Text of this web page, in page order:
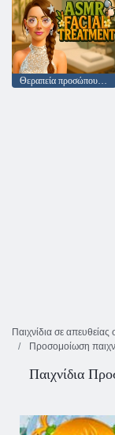
Παιχνίδια σε απευθείας
Προσομοίωση
Παιχνίδια